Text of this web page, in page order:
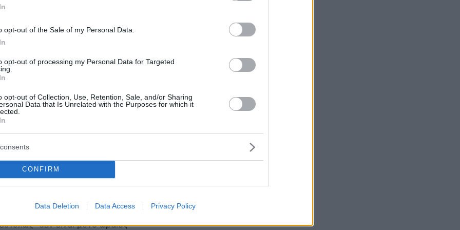
opt-out of the Sale of my Personal Data.
opt-out of processing my Personal Data for Targeted
opt-out of Collection, Use, Retention, Sale, and/or Sharing
Data that Is Unrelated with the Purposes for which it
CONFIRM
Data Deletion Data Access Privacy Policy
της Φαίης Ξυλά στο αν έχει
τον Βασίλη Μίχα: «Δεν αφορά
ούτε το επιβεβαιώνω» συμπλήρωσε η ηθοποιός -
Μίχας: Από το γήπεδο στην
TV
πλέον παίζει -σοβαρή- μπάλα ως ανερχόμενος ζεν
δεν είναι μόνο ωραίος